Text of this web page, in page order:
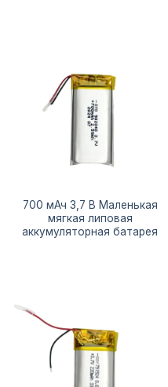
700 мАч 3,7 В Маленькая
мягкая липовая
аккумуляторная батарея